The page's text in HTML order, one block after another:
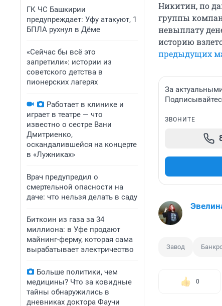
ГК ЧС Башкирии
предупреждает: Уфу атакуют, 1
БПЛА рухнул в Дёме
«Сейчас бы всё это
запретили»: истории из
советского детства в
пионерских лагерях
Работает в клинике и
играет в театре — что
известно о сестре Вани
Дмитриенко,
оскандалившейся на концерте
в «Лужниках»
Врач предупредил о
смертельной опасности на
даче: что нельзя делать в саду
Биткоин из газа за 34
миллиона: в Уфе продают
майнинг-ферму, которая сама
вырабатывает электричество
Больше политики, чем
медицины? Что за ковидные
тайны обнаружились в
дневниках доктора Фаучи
Никитин, по
группы
невыплату
историю
предыдущих
За
ЗВОНИТЕ
Завод
0